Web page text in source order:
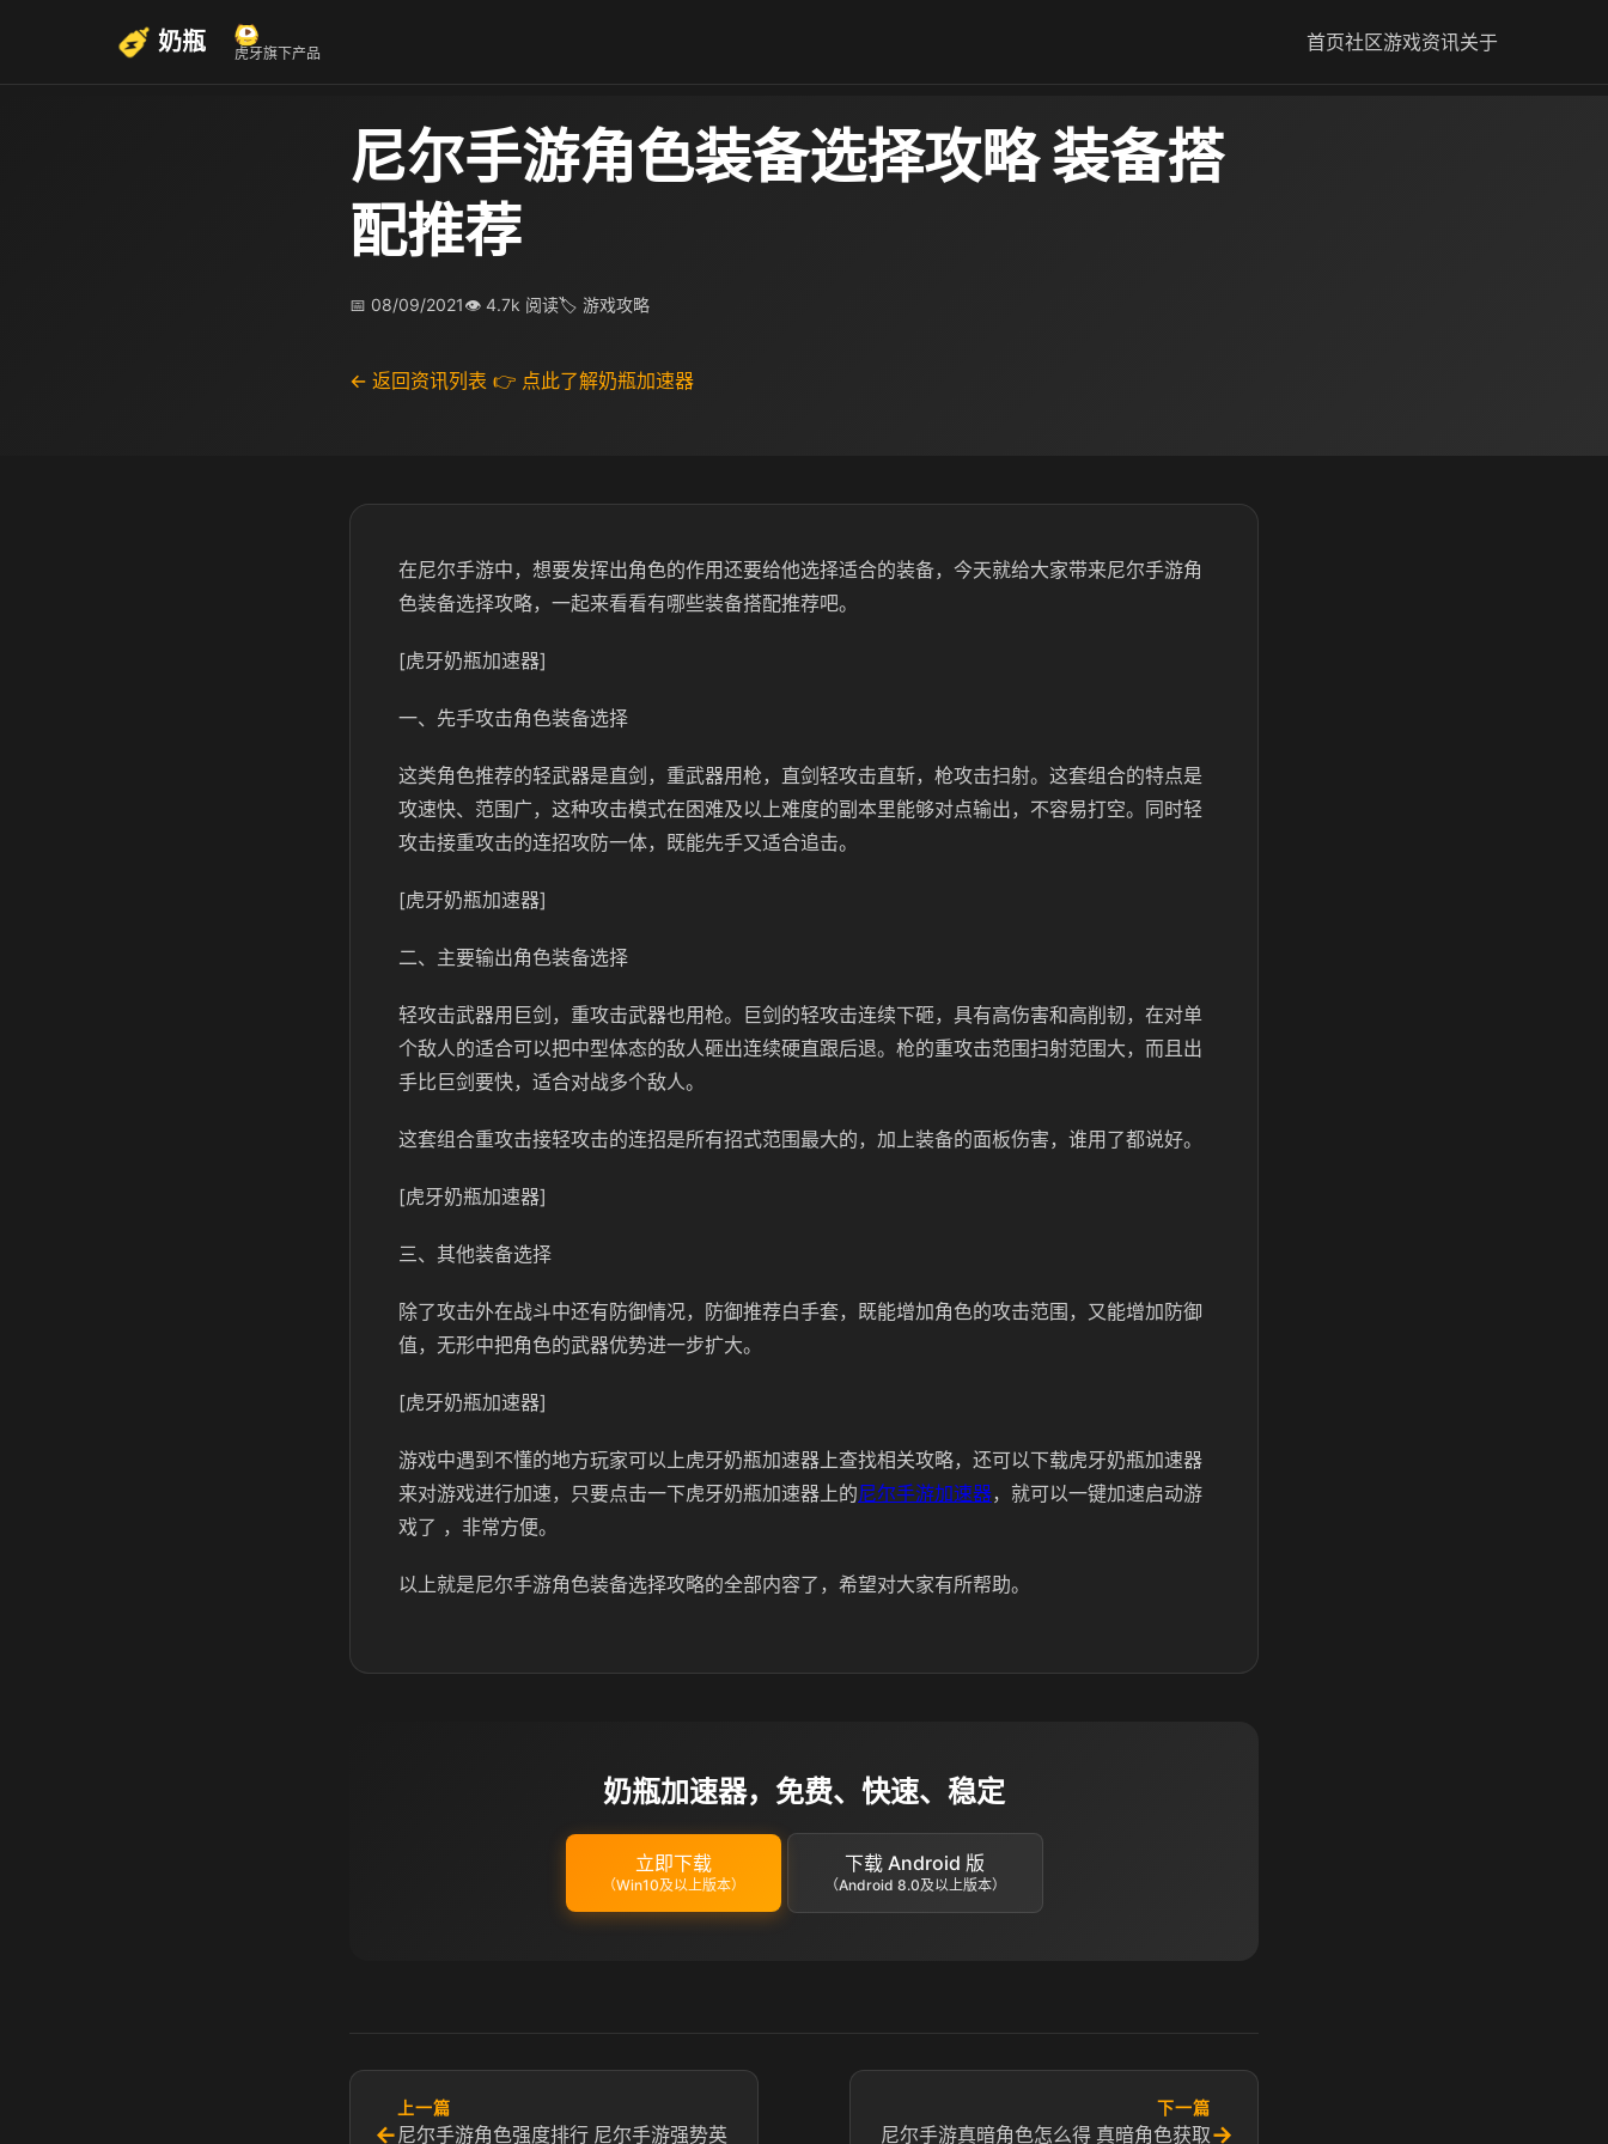
奶瓶 虎牙旗下产品 首页社区游戏资讯关于
尼尔手游角色装备选择攻略 装备搭
配推荐
📅 08/09/2021👁 4.7k 阅读🏷 游戏攻略
← 返回资讯列表 👉 点此了解奶瓶加速器
在尼尔手游中，想要发挥出角色的作用还要给他选择适合的装备，今天就给大家带来尼尔手游角
色装备选择攻略，一起来看看有哪些装备搭配推荐吧。
[虎牙奶瓶加速器]
一、先手攻击角色装备选择
这类角色推荐的轻武器是直剑，重武器用枪，直剑轻攻击直斩，枪攻击扫射。这套组合的特点是
攻速快、范围广，这种攻击模式在困难及以上难度的副本里能够对点输出，不容易打空。同时轻
攻击接重攻击的连招攻防一体，既能先手又适合追击。
[虎牙奶瓶加速器]
二、主要输出角色装备选择
轻攻击武器用巨剑，重攻击武器也用枪。巨剑的轻攻击连续下砸，具有高伤害和高削韧，在对单
个敌人的适合可以把中型体态的敌人砸出连续硬直跟后退。枪的重攻击范围扫射范围大，而且出
手比巨剑要快，适合对战多个敌人。
这套组合重攻击接轻攻击的连招是所有招式范围最大的，加上装备的面板伤害，谁用了都说好。
[虎牙奶瓶加速器]
三、其他装备选择
除了攻击外在战斗中还有防御情况，防御推荐白手套，既能增加角色的攻击范围，又能增加防御
值，无形中把角色的武器优势进一步扩大。
[虎牙奶瓶加速器]
游戏中遇到不懂的地方玩家可以上虎牙奶瓶加速器上查找相关攻略，还可以下载虎牙奶瓶加速器
来对游戏进行加速，只要点击一下虎牙奶瓶加速器上的尼尔手游加速器，就可以一键加速启动游
戏了 ，非常方便。
以上就是尼尔手游角色装备选择攻略的全部内容了，希望对大家有所帮助。
奶瓶加速器，免费、快速、稳定
立即下载
（Win10及以上版本）
下载 Android 版
（Android 8.0及以上版本）
←
上一篇
尼尔手游角色强度排行 尼尔手游强势英
下一篇
尼尔手游真暗角色怎么得 真暗角色获取→